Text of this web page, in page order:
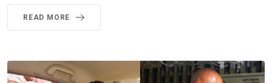
READ MORE